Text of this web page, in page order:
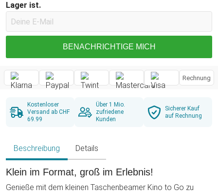
Lager ist.
BENACHRICHTIGE MICH
Rechnung
Kostenloser
Versand ab CHF
69.99
Über 1 Mio.
zufriedene
Kunden
Sicherer Kauf
auf Rechnung
Beschreibung Details
Klein im Format, groß im Erlebnis!
Genieße mit dem kleinen Taschenbeamer Kino to Go zu